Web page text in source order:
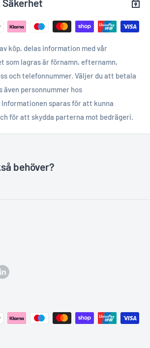
köp, delas information med vår
som lagras är förnamn, efternamn,
och telefonnummer. Väljer du att betala
även personnummer hos
sparas för att kunna
för att skydda parterna mot bedrägeri.
behöver?